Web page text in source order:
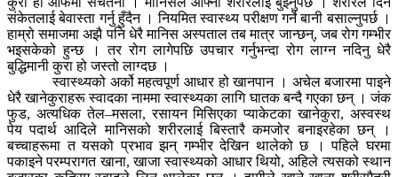
संकेतलाई बेवास्ता गर्नु हुँदैन । नियमित स्वास्थ्य परीक्षण गर्ने बानी बसाल्नुपर्छ ।
हाम्रो समाजमा अझै पनि धेरै मानिस अस्पताल तब मात्र जान्छन्, जब रोग गम्भीर
भइसकेको हुन्छ । तर रोग लागेपछि उपचार गर्नुभन्दा रोग लाग्न नदिनु धेरै
बुद्धिमानी कुरा हो जस्तो लाग्दछ ।
स्वास्थ्यको अर्को महत्वपूर्ण आधार हो खानपान । अचेल बजारमा पाइने
धेरै खानेकुराहरू स्वादका नाममा स्वास्थ्यका लागि घातक बन्दै गएका छन् । जंक
फुड, अत्यधिक तेल–मसला, रसायन मिसिएका प्याकेटका खानेकुरा, अस्वस्थ
पेय पदार्थ आदिले मानिसको शरीरलाई बिस्तारै कमजोर बनाइरहेका छन् ।
बच्चाहरूमा त यसको प्रभाव झन् गम्भीर देखिन थालेको छ । पहिले घरमा
पकाइने परम्परागत खाना, खाजा स्वास्थ्यको आधार थियो, अहिले त्यसको स्थान